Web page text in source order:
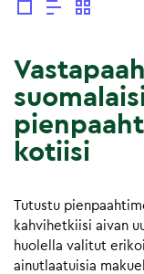
kotiisi
Tutustu
kahvihetkiisi aivan
huolella valitut
ainutlaatuisia